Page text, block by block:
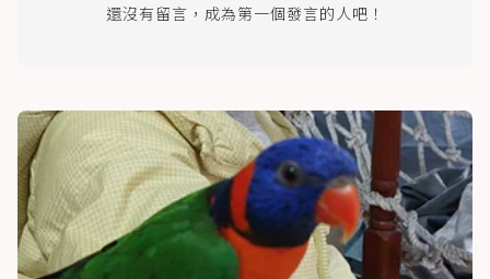
還沒有留言，成為第一個發言的人吧！